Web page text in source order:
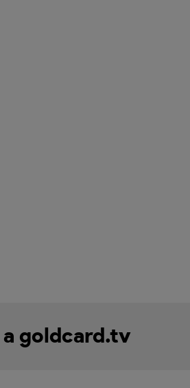
a goldcard.tv